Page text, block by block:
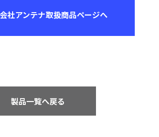
社アンテナ取扱商品ページへ
製品一覧へ戻る